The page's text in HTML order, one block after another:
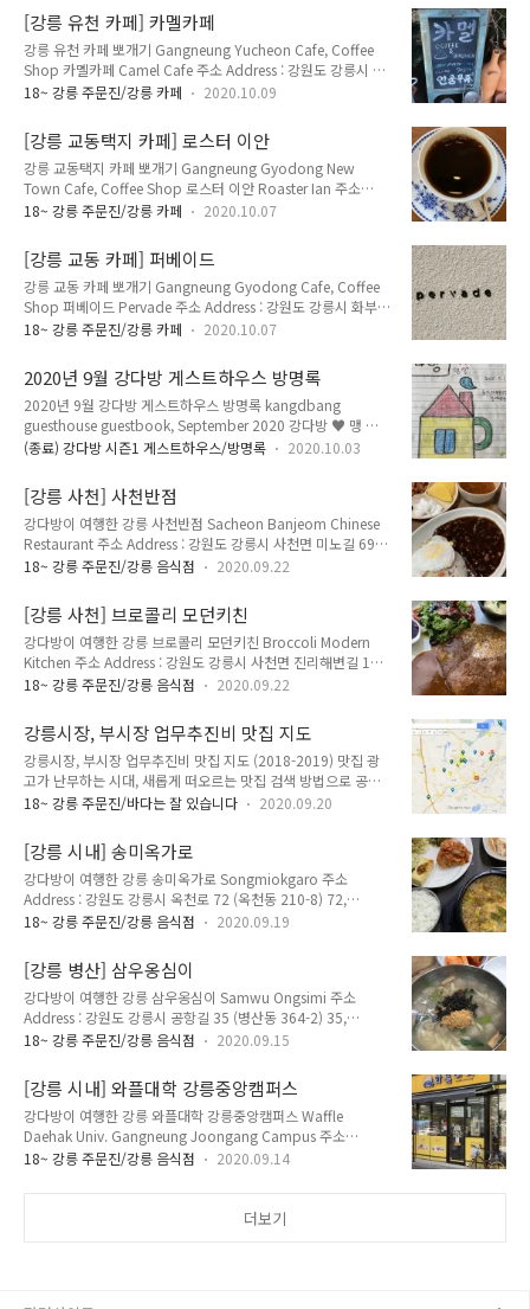
매일 Everyday 11:00~21:00 매주 월요일 휴무 Closed Every
Monday 메뉴 및 가격 Menu with Prices : 피그커피 Cream
Coffee 5,500원 아메리카노 Americano 5,000원 카페라떼
Cafe Latte 6,000원 카페모카 Cafe Mocha 6,000원 바닐라라
떼 Vanilla Latte 6,000원 순두부로 유명한 초당동에 ..
[강릉 유천 카페] 카멜카페
강릉 유천 카페 뽀개기 Gangneung Yucheon Cafe, Coffee
Shop 카멜카페 Camel Cafe 주소 Address : 강원도 강릉시 유
죽길 111-2 (유천동 604-3) 111-2, Yujuk-gil, Gangneung-si,
Opening Hours : 매일 Everyday 10:30~19:00 메뉴 및 가격
Menu with Prices : 아메리카노 Americano 3,500원 카페라떼
Cafe Latte 4,500원 카페모카 Cafe Mocha 4,500원 바닐라라
떼 Vanilla Latte 4,500원 + 아이스 Ice 500원 추가 강릉원주대
뒤편 죽헌저수지 가는 길에 있는 카페. 카페에서..
18~ 강릉 주문진/강릉 카페 2020.10.09
[강릉 교동택지 카페] 로스터 이안
강릉 교동택지 카페 뽀개기 Gangneung Gyodong New
Town Cafe, Coffee Shop 로스터 이안 Roaster Ian 주소
Address : 강원도 강릉시 하슬라로206번길 3-15 (교동 1816-
Gangwon-do 전화 Telephone : 033-643-0201 영업 시간
Opening Hours : 매일 Everyday 10:30~22:00 둘째 넷째 일
요일 휴무 Closed 2nd, 4th Sunday 메뉴 및 가격 Menu with
Prices : 아메리카노 Americano 3,500원 카페라떼 Cafe Latte
4,500원 카페모카 Cafe Mocha 4,500원 바닐라라떼 Van..
18~ 강릉 주문진/강릉 카페 2020.10.07
[강릉 교동 카페] 퍼베이드
강릉 교동 카페 뽀개기 Gangneung Gyodong Cafe, Coffee
Shop 퍼베이드 Pervade 주소 Address : 강원도 강릉시 화부산
로 78 (교동 1052-6) 78, Hwabusan-ro, Gangneung-si,
Opening Hours : 매일 Everyday 09:00~22:00 메뉴 및 가격
Menu with Prices : 아메리카노 Americano 4,500원 카페라떼
Cafe Latte 5,500원 바닐라라떼 Vanilla Latte 6,000원 강릉
옛날 교동에서 새로운 교동, 교동 택지 신도시로 넘어가는 길에
있는 카페. 강릉에서는 꽤 유명한 베이커리 가루에서 운영하는
18~ 강릉 주문진/강릉 카페 2020.10.07
2020년 9월 강다방 게스트하우스 방명록
2020년 9월 강다방 게스트하우스 방명록 kangdbang
guesthouse guestbook, September 2020 강다방 ♥ 맹 ♥
빵란 ♥ 엉실 ♥ 2020. 9. 1 휴가 마지막날은 강다방과 ♥♥♥
안하게 잘묵고 갑니다 😊 강다방 최고!! 사장님 덕분에 최고의
여행이 되었어요 ♥ 감사합니다. 해나&우정 기억해주세요 저희
또 꼭 만나요 :) 번창하세요 >_< - 예비유투버약사 해나 - 우정도
요!! 담에 또 꼭 만나욤 :D** 바쁜 2학기가 될 것 같아 그 전에 여
유있는 마지막 여행을 즐기고자 강릉에 들렀다 처음으로 주문진
이런저런 소소한 이야기 모두 즐거웠습니다 기회가 ..
(종료) 강다방 시즌1 게스트하우스/방명록 2020.10.03
[강릉 사천] 사천반점
강다방이 여행한 강릉 사천반점 Sacheon Banjeom Chinese
Restaurant 주소 Address : 강원도 강릉시 사천면 미노길 69
(미노리 383-4) 69, Mino-gil Sacheon-myeon,
4428 영업 시간 Opening Hours : 매일 Everyday
11:00~19:50 메뉴 및 가격 Menu with Prices : 짜장면
Jjajangmyeon Noodles in Black Bean Sauce 5,000원 짬
뽕 Jjamppong Spicy Seafood Noodle Soup 6,000원 볶
음밥 Bokkeumbap Fried Rice 6,000원 탕수육 소
18~ 강릉 주문진/강릉 음식점 2020.09.22
[강릉 사천] 브로콜리 모던키친
강다방이 여행한 강릉 브로콜리 모던키친 Broccoli Modern
Kitchen 주소 Address : 강원도 강릉시 사천면 진리해변길 131
(사천진리 266-5) 131, Jillihaebyeon-gil Sacheon-myeon,
0557 영업 시간 Opening Hours : 매일 Everyday
11:30~14:30, 17:30~22:00 매주 월요일 휴무 Closed Every
Monday 메뉴 및 가격 Menu with Prices : 해산물 화이트와인
파스타 Seafood White Wine Pasta 18,000원 해산물 아라비
아따 매운 토마토 파스타 Seafood Arrabbiata Spicy Tom..
18~ 강릉 주문진/강릉 음식점 2020.09.22
강릉시장, 부시장 업무추진비 맛집 지도
강릉시장, 부시장 업무추진비 맛집 지도 (2018-2019) 맛집 광
고가 난무하는 시대, 새롭게 떠오르는 맛집 검색 방법으로 공무
원들의 업무추진비를 분석하는 방법이 떠오르고 있습니다. 업무
경비 등을 말하는데 해당 지역에 빠삭한 공무원들이 실제 이용한
곳들이기 때문에 아무리 못해도 기본 이상은 하는 곳들이 많습니
다. 업무추진비 지방자치단체의 장 등이 기관을 운영하고 정책을
추진하는 등 공무(公務)를 처리하는 데 사용하는 비용을 지칭한
다. 1993년 이전까지 '판공비'로 불렸다. 판공비는 예산서상으
편성지침서에 지방자치단체의 업무추진비를 직책급ㆍ정원가산
ㆍ기관운영ㆍ시책추진ㆍ부서운영ㆍ의정운영..
18~ 강릉 주문진/바다는 잘 있습니다 2020.09.20
[강릉 시내] 송미옥가로
강다방이 여행한 강릉 송미옥가로 Songmiokgaro 주소
Address : 강원도 강릉시 옥천로 72 (옥천동 210-8) 72,
Okcheon-ro, Gangneung-si, Gangwon-do 전화
Everyday 10:00~14:30, 15:30~21:00 매주 일요일 휴무
Closed Every Sunday 메뉴 및 가격 Menu with Prices : 닭개
장 Dakgaejang Spicy Chicken Soup 7,000원 닭곰탕
Dakgomtang Chicken Soup 7,000원 만두국 Mandutguk
Dumpling Soup 7,000원 강릉역 근처에 있는 닭개장, 닭곰탕
18~ 강릉 주문진/강릉 음식점 2020.09.19
[강릉 병산] 삼우옹심이
강다방이 여행한 강릉 삼우옹심이 Samwu Ongsimi 주소
Address : 강원도 강릉시 공항길 35 (병산동 364-2) 35,
Gonghang-gil, Gangneung-si, Gangwon-do 전화
Everyday 08:00~21:00 쳇째주 셋째주 목요일 휴무 Closed
Every 1st, 3rd Thursday 메뉴 및 가격 Menu with Prices : 순
옹심이 Sunongsimi Potato Ball Soup 7,000원 칼국수옹심
이 Kalguksu Ongsimi Potato Ball Soup with Noodle
6,000원 장칼국수 Jangkalguksu Spicy Noodle Soup ..
18~ 강릉 주문진/강릉 음식점 2020.09.15
[강릉 시내] 와플대학 강릉중앙캠퍼스
강다방이 여행한 강릉 와플대학 강릉중앙캠퍼스 Waffle
Daehak Univ. Gangneung Joongang Campus 주소
Address : 강원도 강릉시 금성로 32-5 (금학동 33-1) 32-5,
Everyday 12:00~21:00 매주 월요일 휴무 Closed Every
18~ 강릉 주문진/강릉 음식점 2020.09.14
더보기